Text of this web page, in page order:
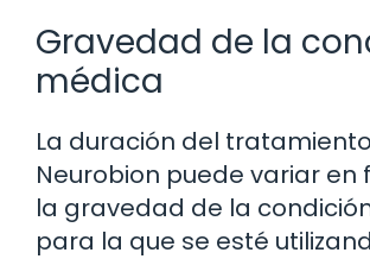
Gravedad de la
médica
La duración del
Neurobion puede variar en
la gravedad de la
para la que se esté